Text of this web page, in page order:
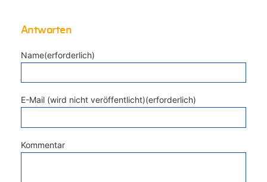
Antworten
Name(erforderlich)
E-Mail (wird nicht veröffentlicht)(erforderlich)
Kommentar